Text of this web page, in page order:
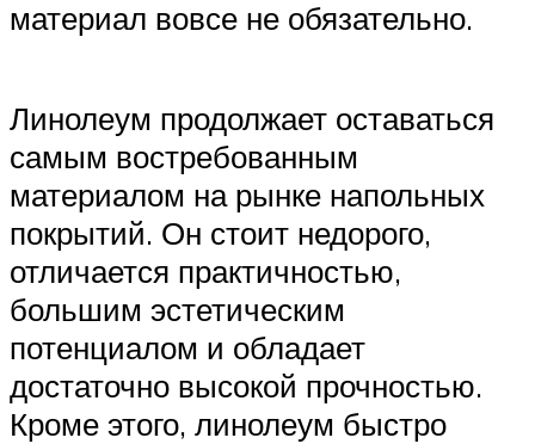
материал вовсе не обязательно.
Линолеум продолжает оставаться
самым востребованным
материалом на рынке напольных
покрытий. Он стоит недорого,
отличается практичностью,
большим эстетическим
потенциалом и обладает
достаточно высокой прочностью.
Кроме этого, линолеум быстро